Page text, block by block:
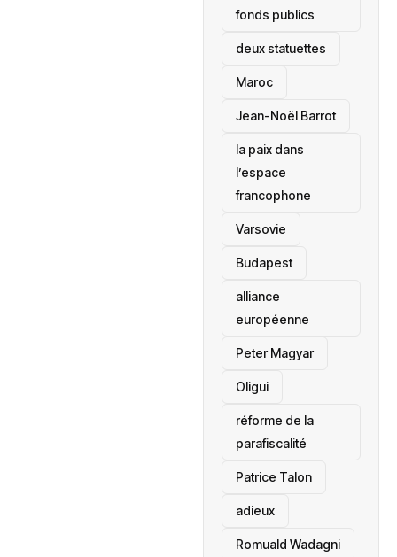
fonds publics
deux statuettes
Maroc
Jean-Noël Barrot
la paix dans
l’espace
francophone
‎Varsovie
Budapest
alliance
européenne
Peter Magyar
Oligui
réforme de la
parafiscalité
Patrice Talon
adieux
Romuald Wadagni